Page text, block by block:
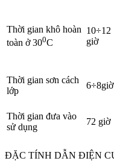
Thời gian khô hoàn
toàn ở 300C
10÷12
giờ
Thời gian sơn cách
lớp
6÷8giờ
Thời gian đưa vào
sử dụng
72 giờ
ĐẶC TÍNH DẪN ĐIỆN